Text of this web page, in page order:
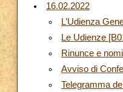
16.02.2022
L’Udienza
Le Udienze
Rinunce e
Avviso di
Telegramma